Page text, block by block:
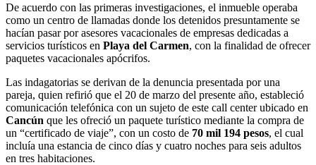
De acuerdo con las primeras investigaciones, el inmueble operaba
como un centro de llamadas donde los detenidos presuntamente se
hacían pasar por asesores vacacionales de empresas dedicadas a
servicios turísticos en Playa del Carmen, con la finalidad de ofrecer
paquetes vacacionales apócrifos.
Las indagatorias se derivan de la denuncia presentada por una
pareja, quien refirió que el 20 de marzo del presente año, estableció
comunicación telefónica con un sujeto de este call center ubicado en
Cancún que les ofreció un paquete turístico mediante la compra de
un “certificado de viaje”, con un costo de 70 mil 194 pesos, el cual
incluía una estancia de cinco días y cuatro noches para seis adultos
en tres habitaciones.